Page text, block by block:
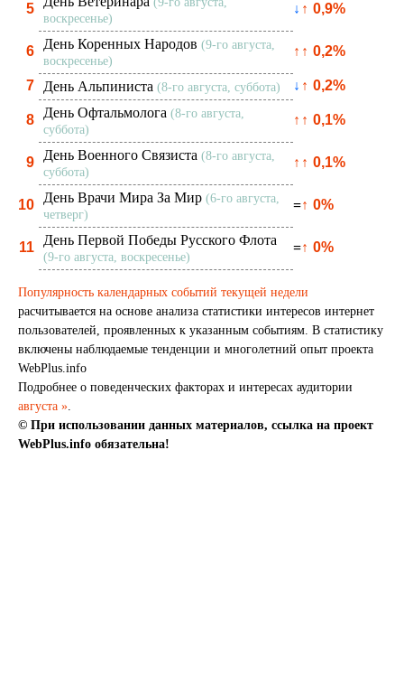
5
воскресенье)
↓ ↑ 0,9%
6 День Коренных Народов (9-го августа,
воскресенье)
↑ ↑ 0,2%
7 День Альпиниста (8-го августа, суббота) ↓ ↑ 0,2%
8 День Офтальмолога (8-го августа,
суббота)
↑ ↑ 0,1%
9 День Военного Связиста (8-го августа,
суббота)
↑ ↑ 0,1%
10 День Врачи Мира За Мир (6-го августа,
четверг)
=↑ 0%
11 День Первой Победы Русского Флота
(9-го августа, воскресенье)
=↑ 0%
Популярность календарных событий текущей недели
расчитывается на основе анализа статистики интересов интернет
пользователей, проявленных к указанным событиям. В статистику
включены наблюдаемые тенденции и многолетний опыт проекта
WebPlus.info
Подробнее о поведенческих факторах и интересах аудитории
августа ».
© При использовании данных материалов, ссылка на проект
WebPlus.info обязательна!